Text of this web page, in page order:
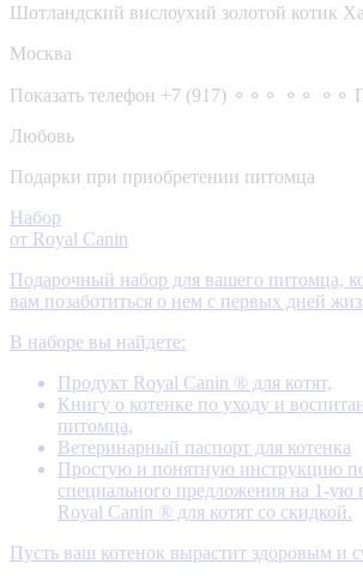
Шотландский вислоухий золотой котик
Москва
Показать телефон +7 (917) ⚬⚬⚬ ⚬⚬ ⚬⚬
Любовь
Подарки при приобретении питомца
Набор
от Royal Canin
Подарочный набор для вашего питомца,
вам позаботиться о нем с первых дней
В наборе вы найдете:
Продукт Royal Canin ® для котят,
Книгу о котенке по уходу и
питомца,
Ветеринарный паспорт для котенка
Простую и понятную инструкцию
специального предложения на 1-ую
Royal Canin ® для котят со скидкой.
Пусть ваш котенок вырастит здоровым и